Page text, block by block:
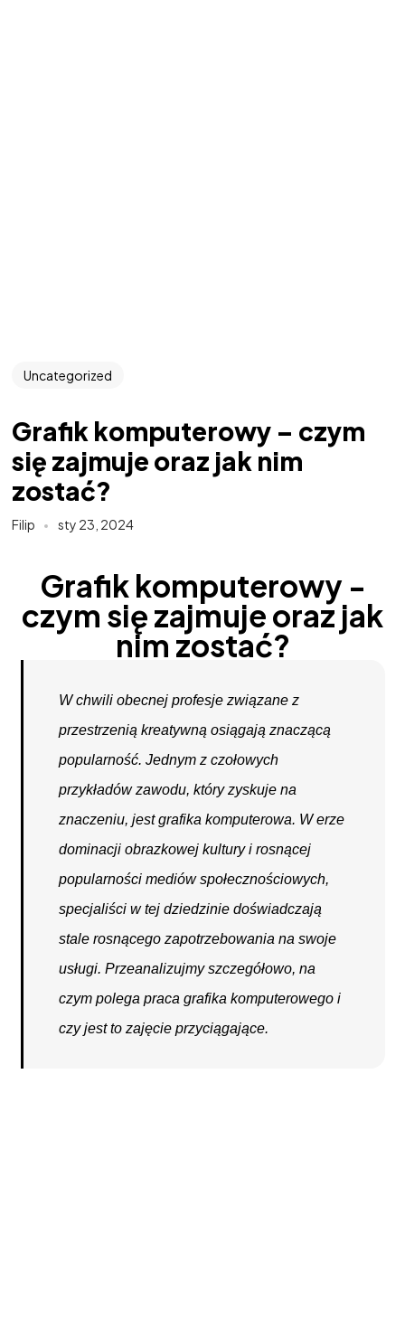
Uncategorized
Grafik komputerowy – czym
się zajmuje oraz jak nim
zostać?
Filip sty 23, 2024
Grafik komputerowy -
czym się zajmuje oraz jak
nim zostać?
W chwili obecnej profesje związane z
przestrzenią kreatywną osiągają znaczącą
popularność. Jednym z czołowych
przykładów zawodu, który zyskuje na
znaczeniu, jest grafika komputerowa. W erze
dominacji obrazkowej kultury i rosnącej
popularności mediów społecznościowych,
specjaliści w tej dziedzinie doświadczają
stale rosnącego zapotrzebowania na swoje
usługi. Przeanalizujmy szczegółowo, na
czym polega praca grafika komputerowego i
czy jest to zajęcie przyciągające.